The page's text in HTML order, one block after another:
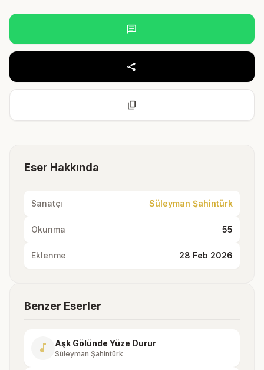
chat
share
content_copy
Eser Hakkında
Sanatçı Süleyman Şahintürk
Okunma 55
Eklenme 28 Feb 2026
Benzer Eserler
music_note Aşk Gölünde Yüze Durur
Süleyman Şahintürk